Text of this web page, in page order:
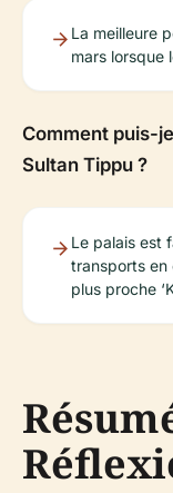
La meilleure
mars lorsque
Comment puis-
Sultan Tippu ?
Le palais est
transports en
plus proche